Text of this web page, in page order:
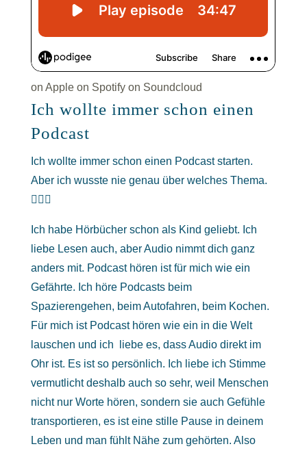
on Apple on Spotify on Soundcloud
Ich wollte immer schon einen
Podcast
Ich wollte immer schon einen Podcast starten.
Aber ich wusste nie genau über welches Thema.
🤦🏽‍♀️
Ich habe Hörbücher schon als Kind geliebt. Ich
liebe Lesen auch, aber Audio nimmt dich ganz
anders mit. Podcast hören ist für mich wie ein
Gefährte. Ich höre Podcasts beim
Spazierengehen, beim Autofahren, beim Kochen.
Für mich ist Podcast hören wie ein in die Welt
lauschen und ich liebe es, dass Audio direkt im
Ohr ist. Es ist so persönlich. Ich liebe ich Stimme
vermutlicht deshalb auch so sehr, weil Menschen
nicht nur Worte hören, sondern sie auch Gefühle
transportieren, es ist eine stille Pause in deinem
Leben und man fühlt Nähe zum gehörten. Also